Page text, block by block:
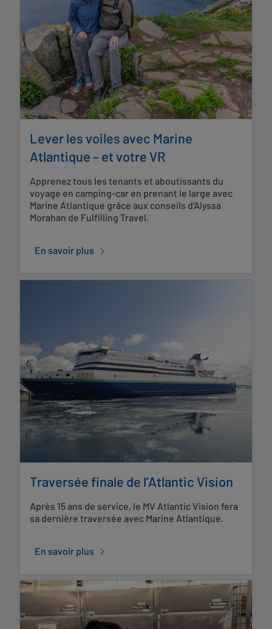
Lever les voiles avec Marine
Atlantique – et votre VR
Apprenez tous les tenants et aboutissants du
voyage en camping-car en prenant le large avec
Marine Atlantique grâce aux conseils d'Alyssa
Morahan de Fulfilling Travel.
En savoir plus
Traversée finale de l’Atlantic Vision
Après 15 ans de service, le MV Atlantic Vision fera
sa dernière traversée avec Marine Atlantique.
En savoir plus